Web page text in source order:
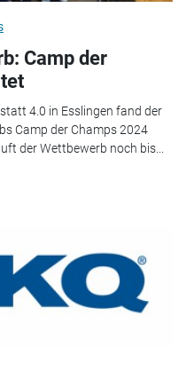
Camp der
4.0 in Esslingen fand der
Camp der Champs 2024
der Wettbewerb noch bis...